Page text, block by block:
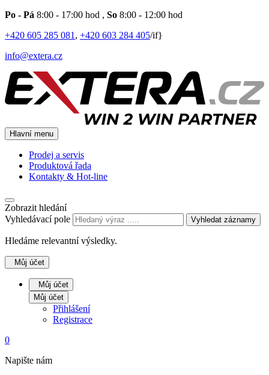
Po - Pá 8:00 - 17:00 hod , So 8:00 - 12:00 hod
+420 605 285 081 , +420 603 284 405/if}
info@extera.cz
Hlavní menu
Prodej a servis
Produktová řada
Kontakty & Hot-line
Zobrazit hledání
Vyhledávací pole
Vyhledat záznamy
Hledáme relevantní výsledky.
Můj účet
Můj účet
Můj účet
Přihlášení
Registrace
0
Napište nám